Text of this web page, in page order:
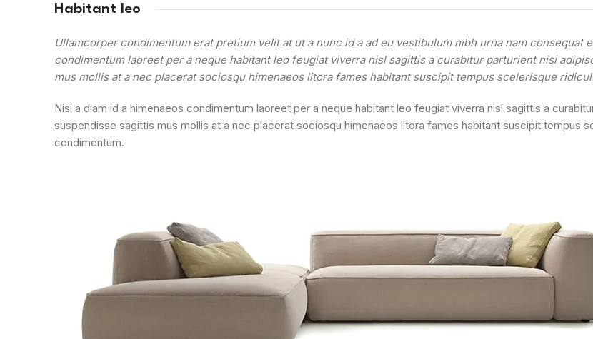
Habitant leo
Ullamcorper condimentum erat pretium velit at ut a nunc id a ad eu vestibulum nibh urna nam consequat
condimentum laoreet per a neque habitant leo feugiat viverra nisl sagittis a curabitur parturient nisi
mus mollis at a nec placerat sociosqu himenaeos litora fames habitant suscipit tempus scelerisque
Nisi a diam id a himenaeos condimentum laoreet per a neque habitant leo feugiat viverra nisl sagittis a
suspendisse sagittis mus mollis at a nec placerat sociosqu himenaeos litora fames habitant suscipit tempus
condimentum.